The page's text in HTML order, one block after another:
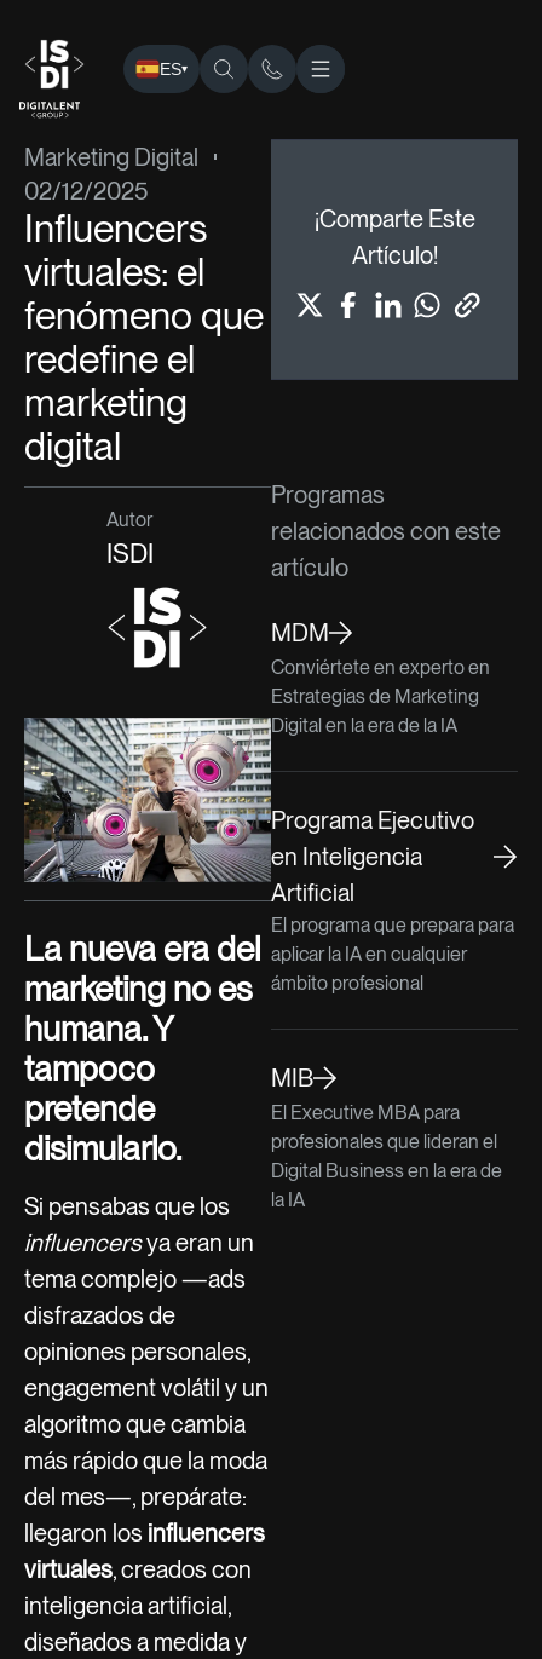
ES▾
ISDI› ›Marketing Digital› Influencers virtuales: el
Marketing Digital
02/12/2025
Influencers
virtuales: el
fenómeno que
redefine el
marketing
digital
Autor
ISDI
La nueva era del
marketing no es
humana. Y
tampoco
pretende
disimularlo.
Si pensabas que los
influencersya eran un
tema complejo —ads
disfrazados de
opiniones personales,
engagement volátil y un
algoritmo que cambia
más rápido que la moda
del mes—, prepárate:
llegaron los influencers
virtuales, creados con
inteligencia artificial,
diseñados a medida y
¡Comparte Este
Artículo!
Programas
relacionados con este
artículo
MDM
Conviértete en experto en
Estrategias de Marketing
Digital en la era de la IA
Programa Ejecutivo
en Inteligencia
Artificial
El programa que prepara para
aplicar la IA en cualquier
ámbito profesional
MIB
El Executive MBA para
profesionales que lideran el
Digital Business en la era de
la IA